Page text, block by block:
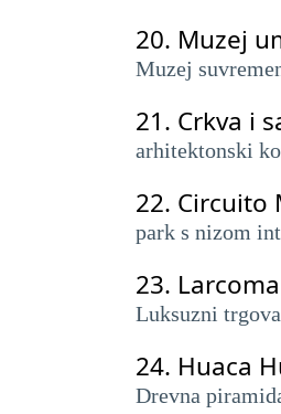
20. Muzej
Muzej
21. Crkva i
arhitektonski
22. Circuito
park s nizom
23.
Luksuzni
24. Huaca
Drevna